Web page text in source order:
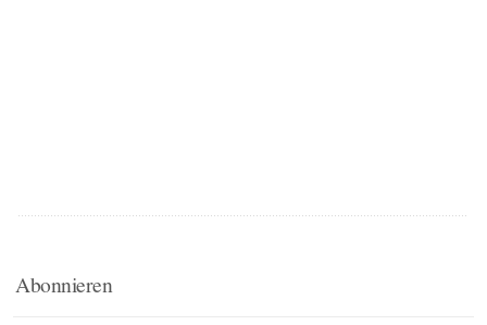
Abonnieren